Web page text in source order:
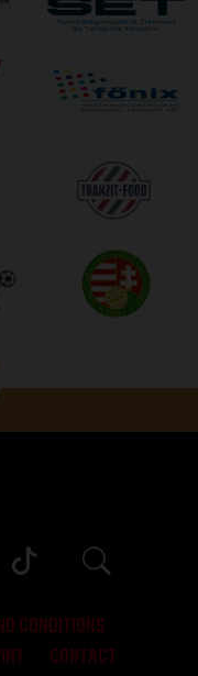
CONDITIONS
CONTACT